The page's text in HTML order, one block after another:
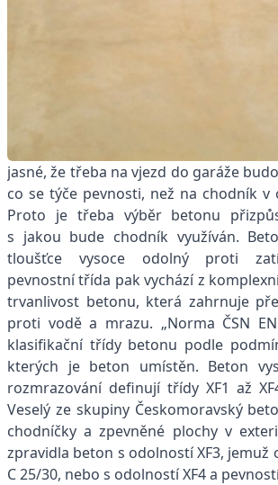
jasné, že třeba na vjezd do garáže
co se týče pevnosti, než na chodník v
Proto je třeba výběr betonu
s jakou bude chodník využíván.
tloušťce vysoce odolný proti
pevnostní třída pak vychází z
trvanlivost betonu, která zahrnuje
proti vodě a mrazu. „Norma ČSN
klasifikační třídy betonu podle
kterých je beton umístěn. Beton
rozmrazování definují třídy XF1 až
Veselý ze skupiny Českomoravský
chodníčky a zpevněné plochy v
zpravidla beton s odolností XF3, jemuž
C 25/30, nebo s odolností XF4 a